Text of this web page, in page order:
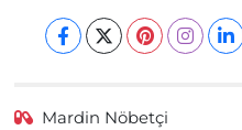
Mardin Nöbetçi